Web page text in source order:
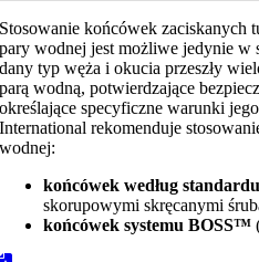
Stosowanie końcówek zaciskanych
pary wodnej jest możliwe jedynie w
dany typ węża i okucia przeszły
parą wodną, potwierdzające
określające specyficzne warunki
International rekomenduje
wodnej:
końcówek według
skorupowymi skręcanymi
końcówek systemu BOSS™